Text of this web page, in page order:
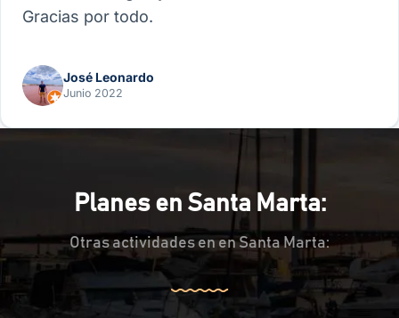
Gracias por todo.
José Leonardo
Junio 2022
Planes en Santa Marta:
Otras actividades en en Santa Marta: